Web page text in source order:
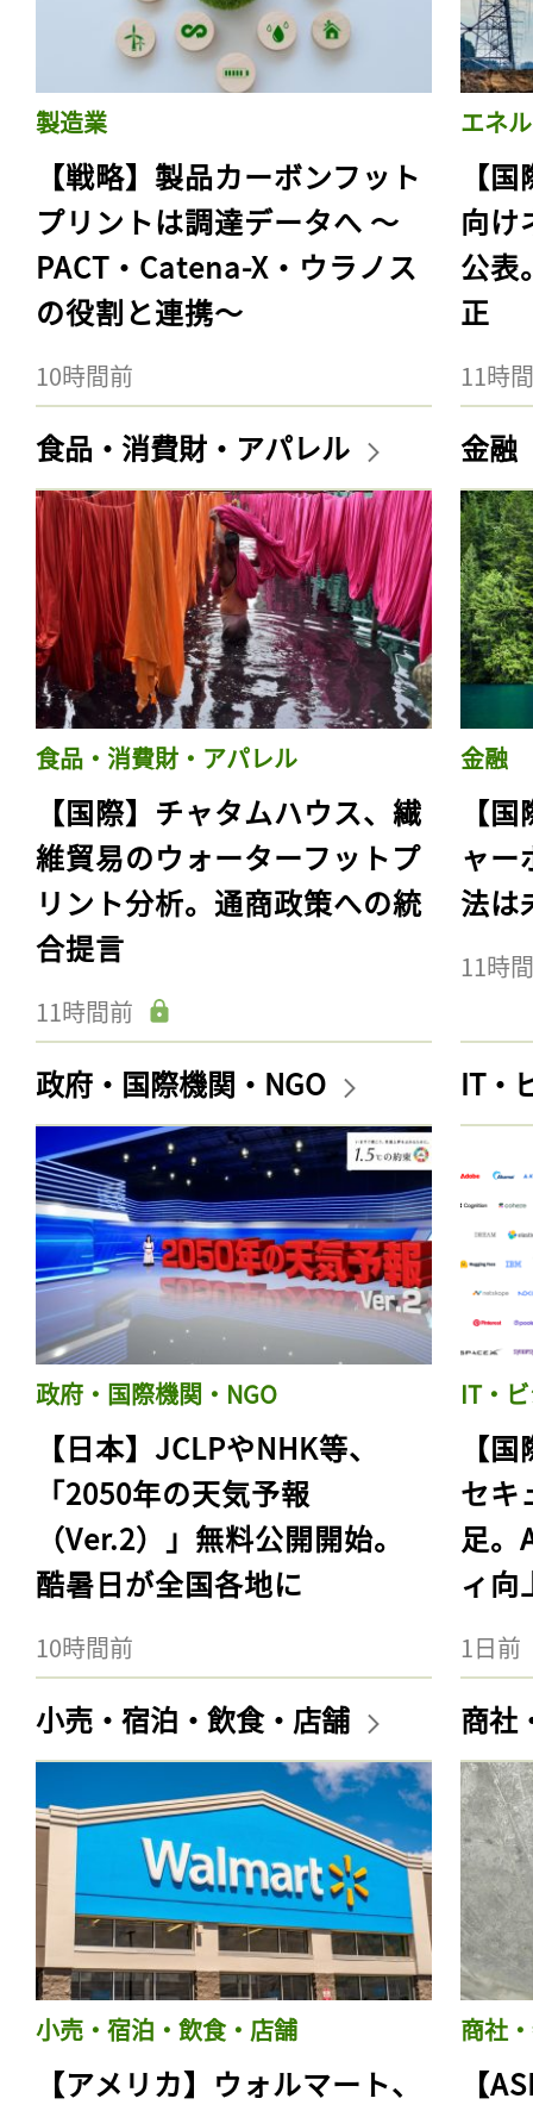
製造業
【戦略】製品カーボンフット
プリントは調達データへ 〜
PACT・Catena-X・ウラノス
の役割と連携〜
10時間前
エネ
【
向け
公表
正
11時
食品・消費財・アパレル
食品・消費財・アパレル
【国際】チャタムハウス、繊
維貿易のウォーターフットプ
リント分析。通商政策への統
合提言
11時間前
金融
金融
【
ャー
法は
11時
政府・国際機関・NGO
政府・国際機関・NGO
【日本】JCLPやNHK等、
「2050年の天気予報
（Ver.2）」無料公開開始。
酷暑日が全国各地に
10時間前
IT・
IT・
【
セキ
足。
ィ向
1日前
小売・宿泊・飲食・店舗
小売・宿泊・飲食・店舗
【アメリカ】ウォルマート、
商社
商社
【